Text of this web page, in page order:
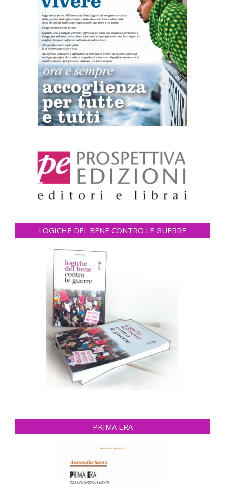
LOGICHE DEL BENE CONTRO LE GUERRE
PRIMA ERA